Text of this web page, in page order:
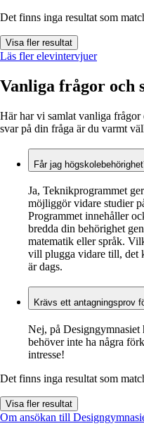
Det finns inga resultat som
Visa fler resultat
Läs fler elevintervjuer
Vanliga frågor och
Här har vi samlat vanliga
svar på din fråga är du varmt
Får jag
Ja, Teknikprogrammet
möjliggör vidare studier
Programmet innehåller
bredda din behörighet
matematik eller språk.
vill plugga vidare till, det
är dags.
Krävs ett antagningsprov
Nej, på
behöver inte ha några
intresse!
Det finns inga resultat som
Visa fler resultat
Om ansökan till